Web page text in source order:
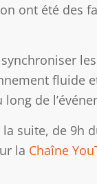
ont été des
fluide
de
suite, de 9h
la Chaîne